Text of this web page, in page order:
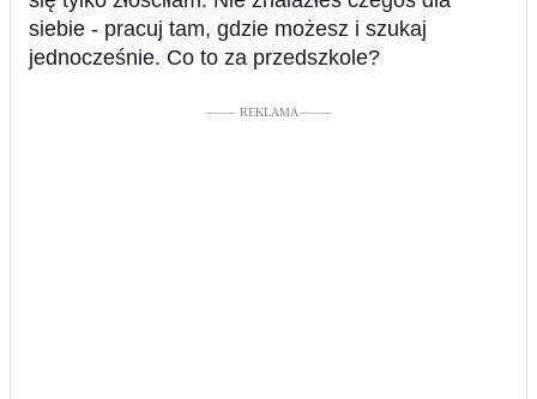
siebie - pracuj tam, gdzie możesz i szukaj
jednocześnie. Co to za przedszkole?
––––– REKLAMA –––––